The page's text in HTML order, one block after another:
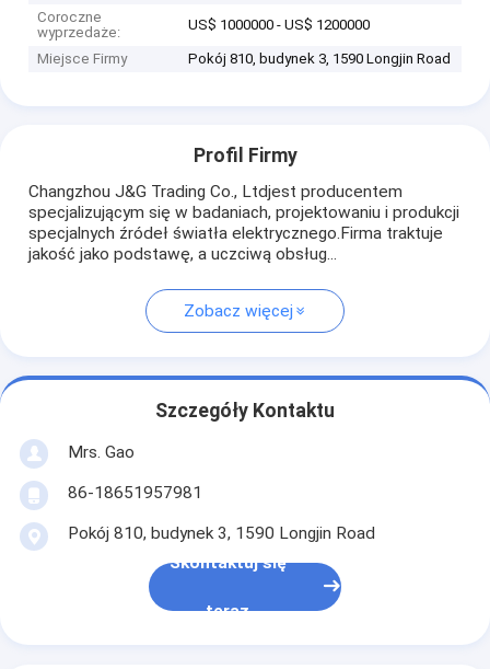
Coroczne
wyprzedaże:
US$ 1000000 - US$ 1200000
Miejsce Firmy Pokój 810, budynek 3, 1590 Longjin Road
Profil Firmy
Changzhou J&G Trading Co., Ltdjest producentem
specjalizującym się w badaniach, projektowaniu i produkcji
specjalnych źródeł światła elektrycznego.Firma traktuje
jakość jako podstawę, a uczciwą obsług...
Zobacz więcej
Szczegóły Kontaktu
Mrs. Gao
86-18651957981
Pokój 810, budynek 3, 1590 Longjin Road
Skontaktuj się
teraz